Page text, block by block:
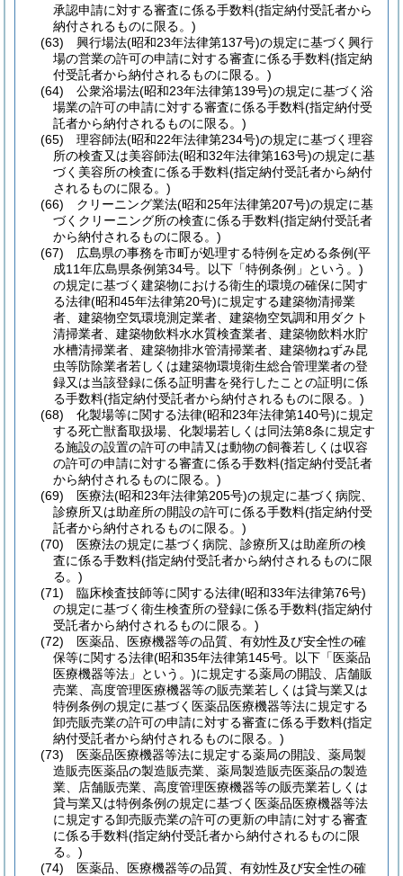
承認申請に対する審査に係る手数料(指定納付受託者から
納付されるものに限る。)
(63)
興行場法(昭和23年法律第137号)の規定に基づく興行
場の営業の許可の申請に対する審査に係る手数料(指定納
付受託者から納付されるものに限る。)
(64)
公衆浴場法(昭和23年法律第139号)の規定に基づく浴
場業の許可の申請に対する審査に係る手数料(指定納付受
託者から納付されるものに限る。)
(65)
理容師法(昭和22年法律第234号)の規定に基づく理容
所の検査又は美容師法(昭和32年法律第163号)の規定に基
づく美容所の検査に係る手数料(指定納付受託者から納付
されるものに限る。)
(66)
クリーニング業法(昭和25年法律第207号)の規定に基
づくクリーニング所の検査に係る手数料(指定納付受託者
から納付されるものに限る。)
(67)
広島県の事務を市町が処理する特例を定める条例(平
成11年広島県条例第34号。以下「特例条例」という。)
の規定に基づく建築物における衛生的環境の確保に関す
る法律(昭和45年法律第20号)に規定する建築物清掃業
者、建築物空気環境測定業者、建築物空気調和用ダクト
清掃業者、建築物飲料水水質検査業者、建築物飲料水貯
水槽清掃業者、建築物排水管清掃業者、建築物ねずみ昆
虫等防除業者若しくは建築物環境衛生総合管理業者の登
録又は当該登録に係る証明書を発行したことの証明に係
る手数料(指定納付受託者から納付されるものに限る。)
(68)
化製場等に関する法律(昭和23年法律第140号)に規定
する死亡獣畜取扱場、化製場若しくは同法第8条に規定す
る施設の設置の許可の申請又は動物の飼養若しくは収容
の許可の申請に対する審査に係る手数料(指定納付受託者
から納付されるものに限る。)
(69)
医療法(昭和23年法律第205号)の規定に基づく病院、
診療所又は助産所の開設の許可に係る手数料(指定納付受
託者から納付されるものに限る。)
(70)
医療法の規定に基づく病院、診療所又は助産所の検
査に係る手数料(指定納付受託者から納付されるものに限
る。)
(71)
臨床検査技師等に関する法律(昭和33年法律第76号)
の規定に基づく衛生検査所の登録に係る手数料(指定納付
受託者から納付されるものに限る。)
(72)
医薬品、医療機器等の品質、有効性及び安全性の確
保等に関する法律(昭和35年法律第145号。以下「医薬品
医療機器等法」という。)に規定する薬局の開設、店舗販
売業、高度管理医療機器等の販売業若しくは貸与業又は
特例条例の規定に基づく医薬品医療機器等法に規定する
卸売販売業の許可の申請に対する審査に係る手数料(指定
納付受託者から納付されるものに限る。)
(73)
医薬品医療機器等法に規定する薬局の開設、薬局製
造販売医薬品の製造販売業、薬局製造販売医薬品の製造
業、店舗販売業、高度管理医療機器等の販売業若しくは
貸与業又は特例条例の規定に基づく医薬品医療機器等法
に規定する卸売販売業の許可の更新の申請に対する審査
に係る手数料(指定納付受託者から納付されるものに限
る。)
(74)
医薬品、医療機器等の品質、有効性及び安全性の確